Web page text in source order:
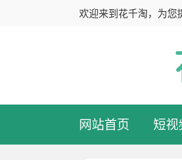
欢迎来到花千淘，为您
网站首页 短视